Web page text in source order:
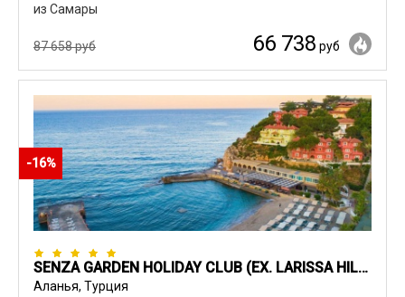
из Самары
87 658 руб 66 738 руб
-16%
SENZA GARDEN HOLIDAY CLUB (EX. LARISSA HILL BEACH)
Аланья, Турция